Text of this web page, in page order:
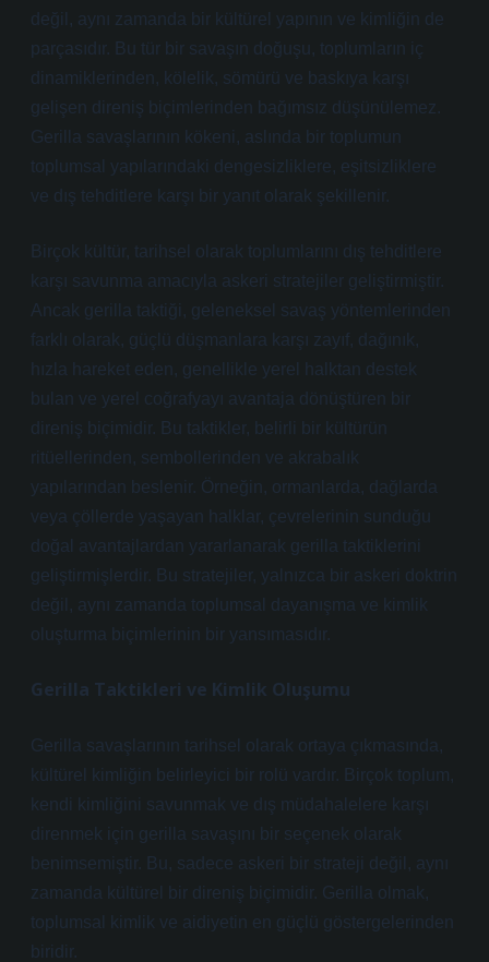
değil, aynı zamanda bir kültürel yapının ve kimliğin de
parçasıdır. Bu tür bir savaşın doğuşu, toplumların iç
dinamiklerinden, kölelik, sömürü ve baskıya karşı
gelişen direniş biçimlerinden bağımsız düşünülemez.
Gerilla savaşlarının kökeni, aslında bir toplumun
toplumsal yapılarındaki dengesizliklere, eşitsizliklere
ve dış tehditlere karşı bir yanıt olarak şekillenir.
Birçok kültür, tarihsel olarak toplumlarını dış tehditlere
karşı savunma amacıyla askeri stratejiler geliştirmiştir.
Ancak gerilla taktiği, geleneksel savaş yöntemlerinden
farklı olarak, güçlü düşmanlara karşı zayıf, dağınık,
hızla hareket eden, genellikle yerel halktan destek
bulan ve yerel coğrafyayı avantaja dönüştüren bir
direniş biçimidir. Bu taktikler, belirli bir kültürün
ritüellerinden, sembollerinden ve akrabalık
yapılarından beslenir. Örneğin, ormanlarda, dağlarda
veya çöllerde yaşayan halklar, çevrelerinin sunduğu
doğal avantajlardan yararlanarak gerilla taktiklerini
geliştirmişlerdir. Bu stratejiler, yalnızca bir askeri doktrin
değil, aynı zamanda toplumsal dayanışma ve kimlik
oluşturma biçimlerinin bir yansımasıdır.
Gerilla Taktikleri ve Kimlik Oluşumu
Gerilla savaşlarının tarihsel olarak ortaya çıkmasında,
kültürel kimliğin belirleyici bir rolü vardır. Birçok toplum,
kendi kimliğini savunmak ve dış müdahalelere karşı
direnmek için gerilla savaşını bir seçenek olarak
benimsemiştir. Bu, sadece askeri bir strateji değil, aynı
zamanda kültürel bir direniş biçimidir. Gerilla olmak,
toplumsal kimlik ve aidiyetin en güçlü göstergelerinden
biridir.